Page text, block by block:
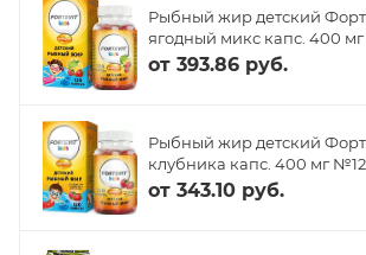
Рыбный жир детский
ягодный микс капс. 400
от 393.86 руб.
Рыбный жир детский
клубника капс. 400 мг
от 343.10 руб.